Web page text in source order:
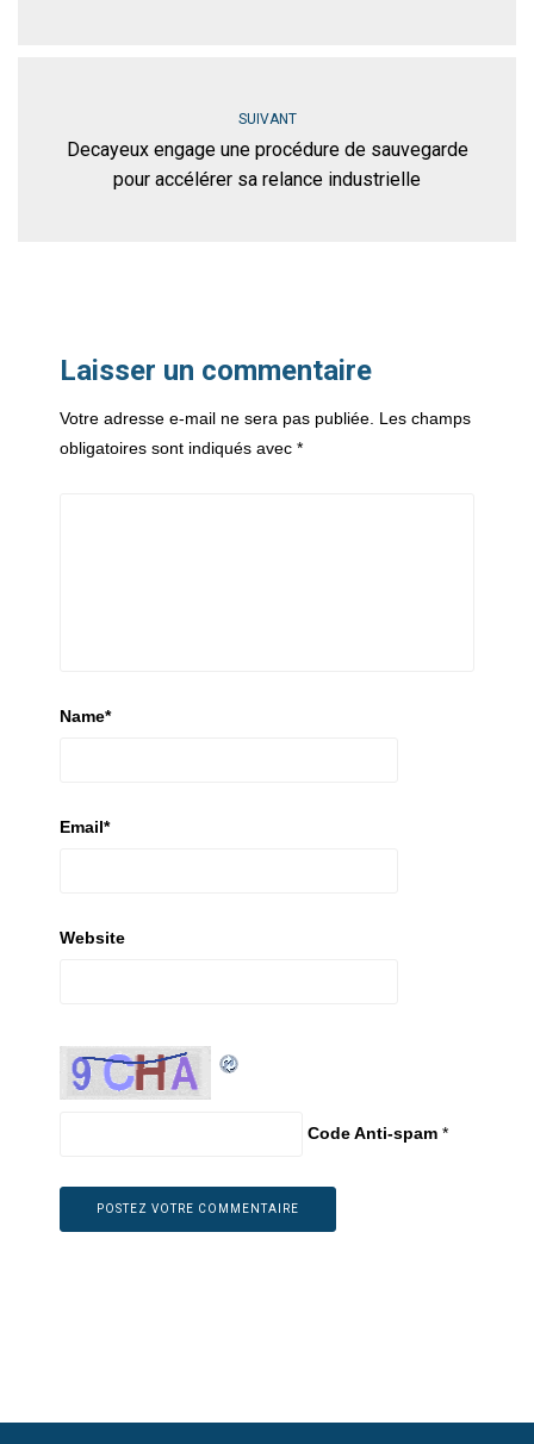
SUIVANT
Decayeux engage une procédure de sauvegarde
pour accélérer sa relance industrielle
Laisser un commentaire
Votre adresse e-mail ne sera pas publiée. Les champs
obligatoires sont indiqués avec *
Name*
Email*
Website
Code Anti-spam *